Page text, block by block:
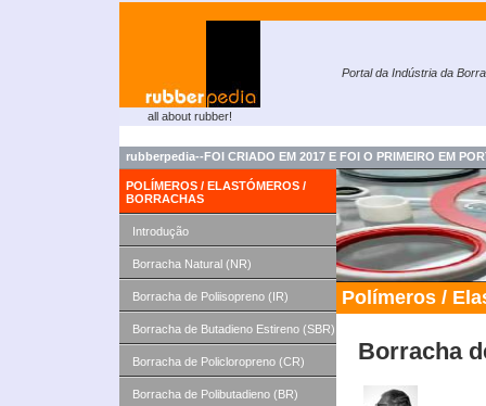
Portal da Indústria da
all about rubber!
rubberpedia--FOI CRIADO EM 2017 E FOI O PRIMEIRO EM
POLÍMEROS / ELASTÓMEROS /
BORRACHAS
Introdução
Borracha Natural (NR)
Borracha de Poliisopreno (IR)
Borracha de Butadieno Estireno (SBR)
Borracha de Policloropreno (CR)
Borracha de Polibutadieno (BR)
Polímeros /
Borracha